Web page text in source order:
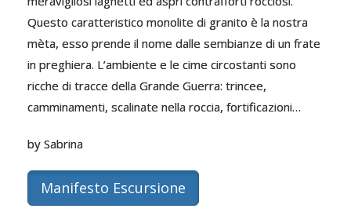
Questo caratteristico monolite di granito è la nostra
mèta, esso prende il nome dalle sembianze di un frate
in preghiera. L’ambiente e le cime circostanti sono
ricche di tracce della Grande Guerra: trincee,
camminamenti, scalinate nella roccia, fortificazioni…
by Sabrina
Manifesto Escursione